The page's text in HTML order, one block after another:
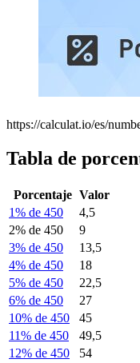
https://calculat.io/es/
Tabla de
Porcentaje Valor
1% de 450
4,5
2% de 450
9
3% de 450
13,5
4% de 450
18
5% de 450
22,5
6% de 450
27
10% de 450
45
11% de 450
49,5
12% de 450
54